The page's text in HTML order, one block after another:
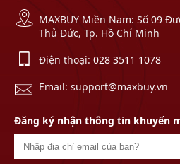
MAXBUY Miền Nam: Số 09
Thủ Đức, Tp. Hồ Chí Minh
Điện thoại: 028 3511 1078
Email: support@maxbuy.vn
Đăng ký nhận thông tin khuyến